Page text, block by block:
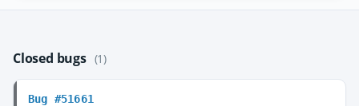
Closed bugs (1)
Bug #51661